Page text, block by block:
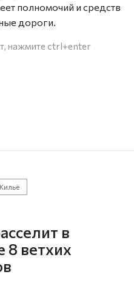
полномочий и средств
дороги.
нажмите ctrl+enter
в
8 ветхих